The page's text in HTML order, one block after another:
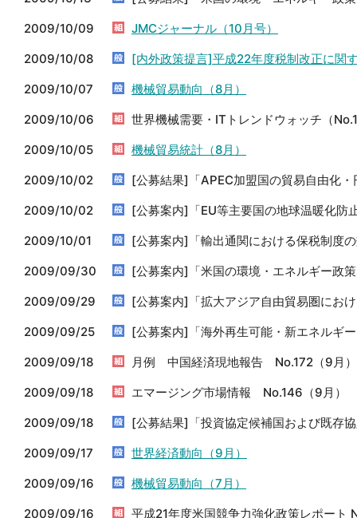
2009/10/09
JMCジャーナル（10月号）
2009/10/08
[内外政策提言]平成22年度税制改正に関
2009/10/07
機械貿易動向（8月）
2009/10/06
世界機械需要・ITトレンドウォッチ（
2009/10/05
機械貿易統計（8月）
2009/10/02
[公募結果]「APEC加盟国の貿易自由化
2009/10/02
[公募案内]「EU等主要国の地球温暖化防
2009/10/01
[公募案内]「輸出通関における保税制度
2009/09/30
[公募案内]「米国の環境・エネルギー政
2009/09/29
[公募案内]「拡大アジア自由貿易圏にお
2009/09/25
[公募案内]「海外再生可能・新エネルギ
2009/09/18
月例 中国経済現地報告 No.172（9月）
2009/09/18
エマージング市場情報 No.146（9月）
2009/09/18
[公募結果]「投資協定候補国および既存
2009/09/17
世界経済動向（9月）
2009/09/16
機械貿易動向（7月）
2009/09/16
平成21年度米国競争力強化政策レポート